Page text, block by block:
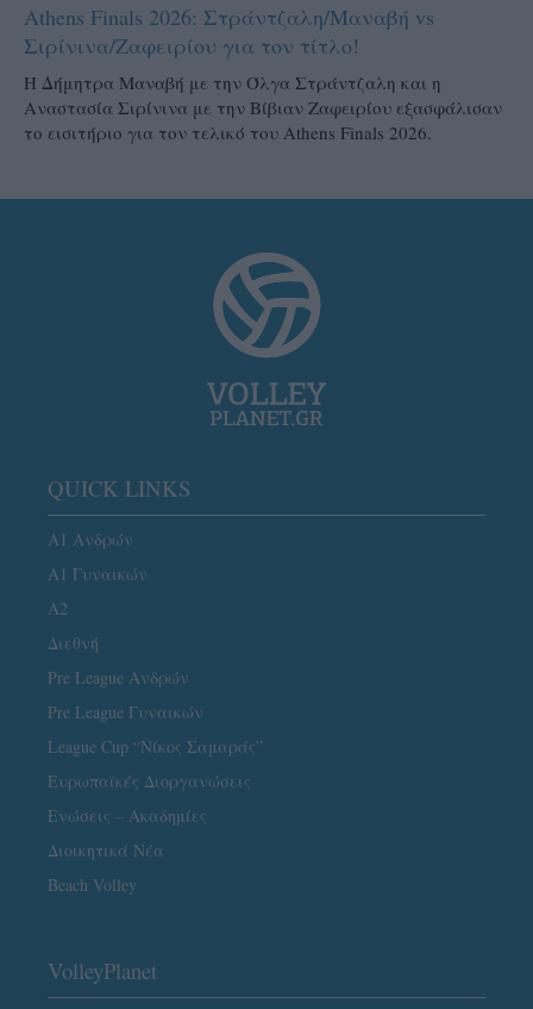
Athens Finals 2026: Στράντζαλη/Μαναβή vs
Σιρίνινα/Ζαφειρίου για τον τίτλο!
H Δήμητρα Μαναβή με την Όλγα Στράντζαλη και η
Αναστασία Σιρίνινα με την Βίβιαν Ζαφειρίου εξασφάλισαν
το εισιτήριο για τον τελικό του Athens Finals 2026.
QUICK LINKS
Α1 Ανδρών
Α1 Γυναικών
A2
Διεθνή
Pre League Ανδρών
Pre League Γυναικών
League Cup “Νίκος Σαμαράς”
Ευρωπαϊκές Διοργανώσεις
Ενώσεις – Ακαδημίες
Διοικητικά Νέα
Beach Volley
VolleyPlanet